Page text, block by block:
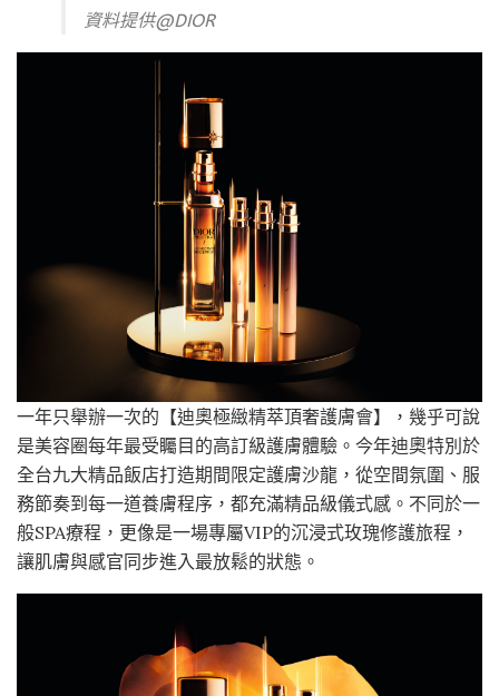
資料提供@DIOR
一年只舉辦一次的【迪奧極緻精萃頂奢護膚會】，幾乎可說
是美容圈每年最受矚目的高訂級護膚體驗。今年迪奧特別於
全台九大精品飯店打造期間限定護膚沙龍，從空間氛圍、服
務節奏到每一道養膚程序，都充滿精品級儀式感。不同於一
般SPA療程，更像是一場專屬VIP的沉浸式玫瑰修護旅程，
讓肌膚與感官同步進入最放鬆的狀態。